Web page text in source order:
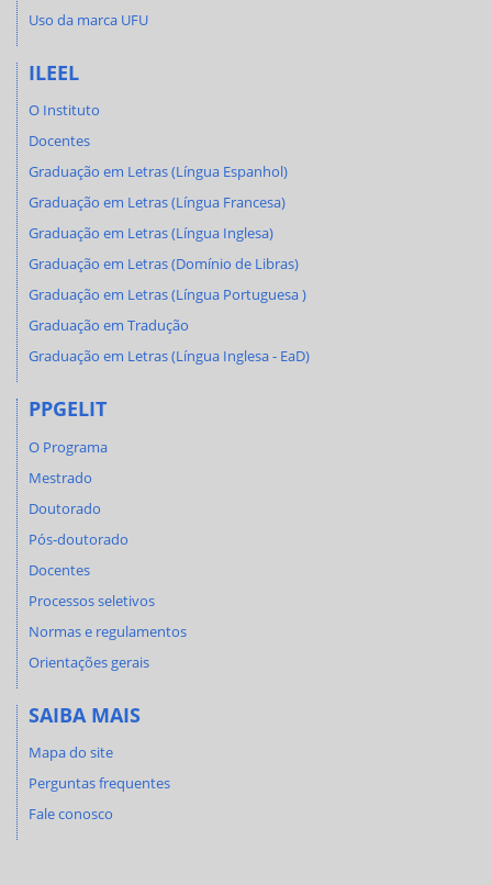
Uso da marca UFU
ILEEL
O Instituto
Docentes
Graduação em Letras (Língua Espanhol)
Graduação em Letras (Língua Francesa)
Graduação em Letras (Língua Inglesa)
Graduação em Letras (Domínio de Libras)
Graduação em Letras (Língua Portuguesa )
Graduação em Tradução
Graduação em Letras (Língua Inglesa - EaD)
PPGELIT
O Programa
Mestrado
Doutorado
Pós-doutorado
Docentes
Processos seletivos
Normas e regulamentos
Orientações gerais
SAIBA MAIS
Mapa do site
Perguntas frequentes
Fale conosco